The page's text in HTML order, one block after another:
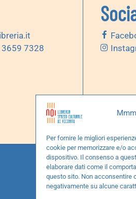
Per fornire le migliori
cookie per memorizzare e/o
dispositivo. Il consenso a
elaborare dati come il
questo sito. Non acconsentire
negativamente su alcune
7328